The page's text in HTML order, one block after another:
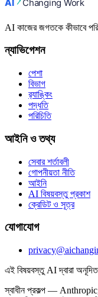
AI কাজের জগতকে কীভাবে
ন্যাভিগেশন
পেশা
বিভাগ
র‍্যাঙ্কিং
পদ্ধতি
পরিচিতি
আইনি ও তথ্য
সেবার শর্তাবলী
গোপনীয়তা নীতি
আইনি
AI বিষয়বস্তু প্রকাশ
ক্রেডিট ও সূত্র
যোগাযোগ
এই বিষয়বস্তু AI দ্বারা
স্বাধীন প্রকল্প — Anthropic,